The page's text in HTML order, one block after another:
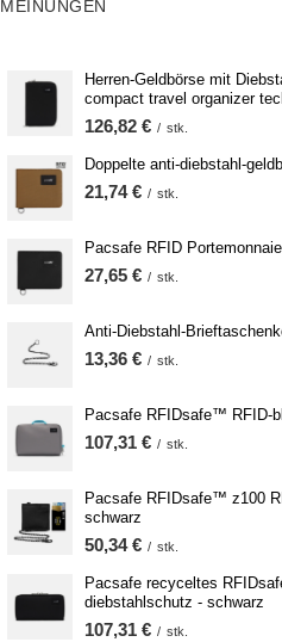
MEINUNGEN
Herren-Geldbörse mit
compact travel organizer
126,82 € / stk.
Doppelte anti-diebstahl-
21,74 € / stk.
Pacsafe RFID
27,65 € / stk.
Anti-Diebstahl-
13,36 € / stk.
Pacsafe RFIDsafe™ RFID-
107,31 € / stk.
Pacsafe RFIDsafe™ z100
schwarz
50,34 € / stk.
Pacsafe recyceltes
diebstahlschutz - schwarz
107,31 € / stk.